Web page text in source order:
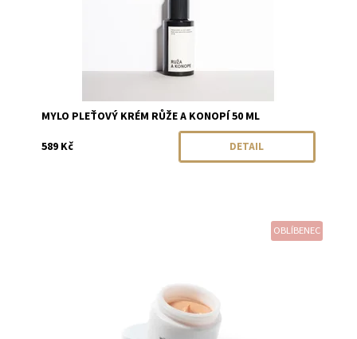
MYLO PLEŤOVÝ KRÉM RŮŽE A KONOPÍ 50 ML
589 Kč
DETAIL
OBLÍBENEC